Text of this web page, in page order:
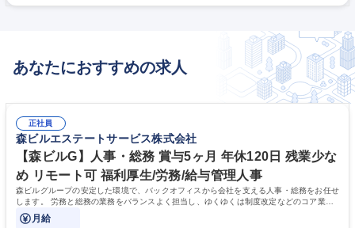
拠点を含む人事施策にも関わりながら、事業と組織の成長を支えるポジシ
題対応・人材マネジメント支援（HRBP業務） ◇M&Aに伴う人事対応 募
あなたにおすすめの求人
正社員
森ビルエステートサービス株式会社
【森ビルG】人事・総務 賞与5ヶ月 年休120日 残業少な
め リモート可 福利厚生/労務/給与管理人事
森ビルグループの安定した環境で、バックオフィスから会社を支える人事・総務をお任せ
します。 労務と総務の業務をバランスよく担当し、ゆくゆくは制度改定などのコア業務
にも挑戦できる、やりがいある環境です。
月給